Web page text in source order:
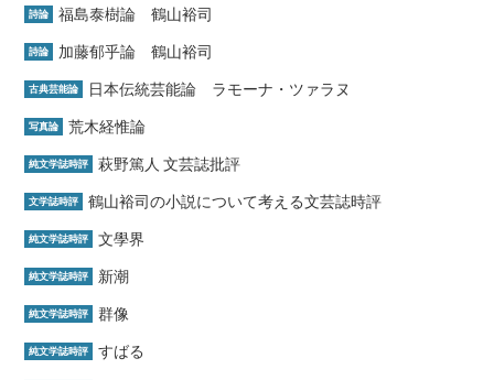
詩論 福島泰樹論 鶴山裕司
詩論 加藤郁乎論 鶴山裕司
古典芸能論 日本伝統芸能論 ラモーナ・ツァラヌ
写真論 荒木経惟論
純文学誌時評 萩野篤人 文芸誌批評
文学誌時評 鶴山裕司の小説について考える文芸誌時評
純文学誌時評 文學界
純文学誌時評 新潮
純文学誌時評 群像
純文学誌時評 すばる